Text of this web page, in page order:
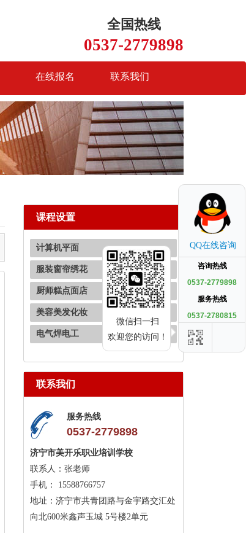
全国热线
0537-2779898
在线报名 联系我们
课程设置
计算机平面
服装窗帘绣花
厨师糕点面店
美容美发化妆
电气焊电工
联系我们
服务热线
0537-2779898
济宁市美开乐职业培训学校
联系人：张老师
手机： 15588766757
地址：济宁市共青团路与金宇路交汇处
向北600米鑫声玉城 5号楼2单元
QQ在线咨询
咨询热线
0537-2779898
服务热线
0537-2780815
微信扫一扫
欢迎您的访问！